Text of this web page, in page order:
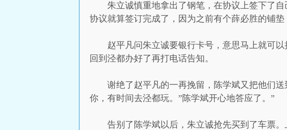
朱立诚慎重地拿出了钢笔，在协议上签下了
协议就算签订完成了，因为之前有个薛必胜的铺
赵平凡问朱立诚要银行卡号，意思马上就可
回到泾都办好了再打电话告知。
谢绝了赵平凡的一再挽留，陈学斌又把他们
你，有时间去泾都玩。”陈学斌开心地答应了。”
告别了陈学斌以后，朱立诚抢先买到了车票